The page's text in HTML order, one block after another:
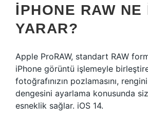
IPHONE RAW NE
YARAR?
Apple ProRAW, standart RAW
iPhone görüntü işlemeyle
fotoğrafınızın pozlamasını,
dengesini ayarlama konusunda
esneklik sağlar. iOS 14.